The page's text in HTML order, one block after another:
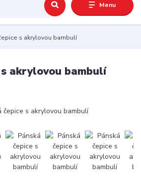
Menu
s akrylovou bambulí
s akrylovou bambulí